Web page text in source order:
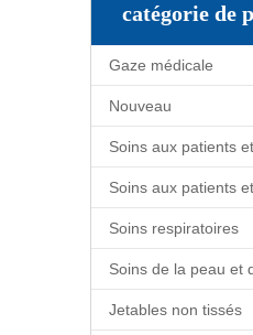
catégorie de
Gaze médicale
Nouveau
Soins respiratoires
Soins de la peau et
Jetables non tissés